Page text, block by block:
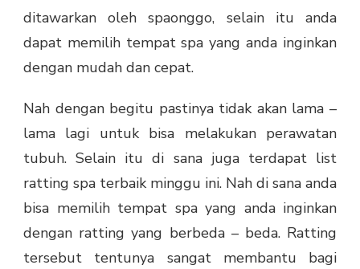
ditawarkan oleh spaonggo, selain itu anda
dapat memilih tempat spa yang anda inginkan
dengan mudah dan cepat.
Nah dengan begitu pastinya tidak akan lama –
lama lagi untuk bisa melakukan perawatan
tubuh. Selain itu di sana juga terdapat list
ratting spa terbaik minggu ini. Nah di sana anda
bisa memilih tempat spa yang anda inginkan
dengan ratting yang berbeda – beda. Ratting
tersebut tentunya sangat membantu bagi